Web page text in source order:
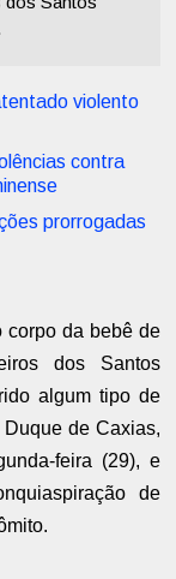
violento
contra
prorrogadas
corpo da bebê de
dos Santos
algum tipo de
de Caxias,
feira (29), e
de